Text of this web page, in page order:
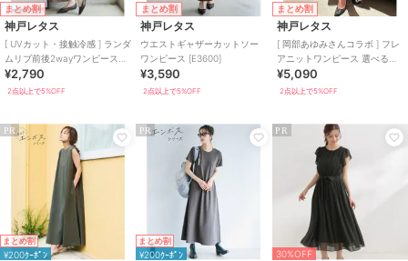
二次会
原産国 中国
まとめ割
神戸レタス
[ UVカット・接触冷感 ] ランダ
ムリブ前後2wayワンピース
[E3586]
¥2,790
2点以上で5%OFF
まとめ割
神戸レタス
ウエストギャザーカットソー
ワンピース [E3600]
¥3,590
2点以上で5%OFF
まとめ割
神戸レタス
[ 岡部あゆみさんコラボ ] フレ
アニットワンピース 選べる
丈・選べるネック [E2920]
¥5,090
2点以上で5%OFF
PR
まとめ割
¥200ｸｰﾎﾟﾝ
PR
まとめ割
¥200ｸｰﾎﾟﾝ
PR
30%OFF